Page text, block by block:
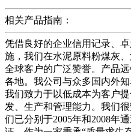
相关产品指南：
凭借良好的企业信用记录、
施，我们在水泥原料粉煤灰
全球客户的广泛赞誉。产品
各地。我公司与众多国内外
我们致力于以低成本为客户
发、生产和管理能力。我们
们已分别于2005年和2008年